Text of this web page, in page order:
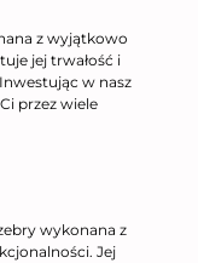
z wyjątkowo
jej trwałość i
w nasz
przez wiele
wykonana z
Jej